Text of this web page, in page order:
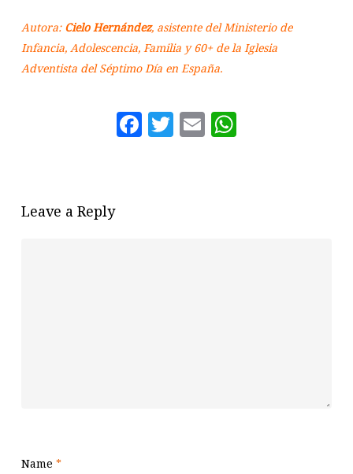
Autora:Cielo Hernández, asistente del Ministerio de
Infancia, Adolescencia, Familia y 60+ de la Iglesia
Adventista del Séptimo Día en España.
Facebook
Twitter
Email
Leave a Reply
Name *